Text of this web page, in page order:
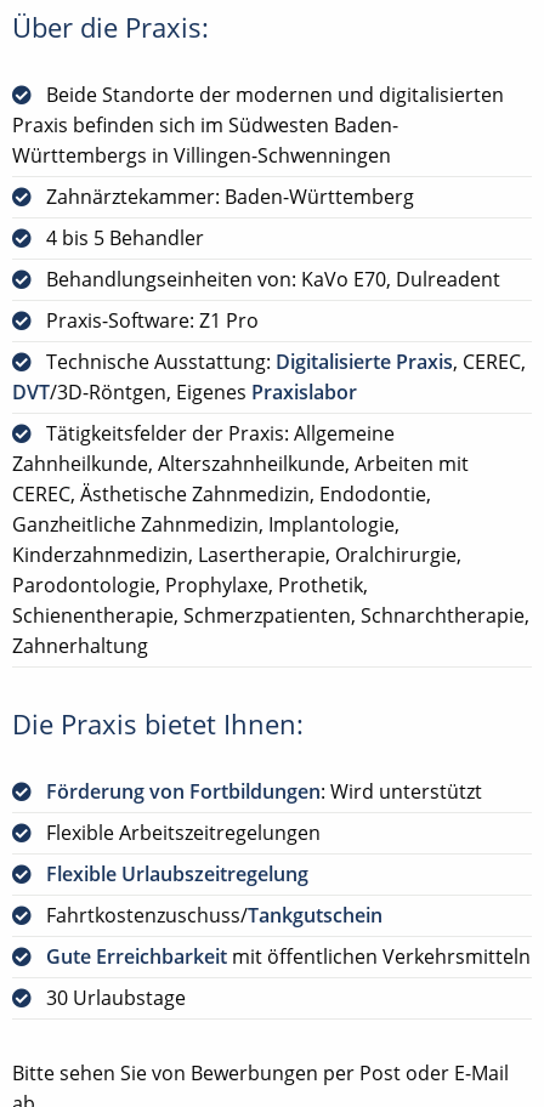
Über die Praxis:
Beide Standorte der modernen und digitalisierten
Praxis befinden sich im Südwesten Baden-
Württembergs in Villingen-Schwenningen
Zahnärztekammer: Baden-Württemberg
4 bis 5 Behandler
Behandlungseinheiten von: KaVo E70, Dulreadent
Praxis-Software: Z1 Pro
Technische Ausstattung: Digitalisierte Praxis, CEREC,
DVT/3D-Röntgen, Eigenes Praxislabor
Tätigkeitsfelder der Praxis: Allgemeine
Zahnheilkunde, Alterszahnheilkunde, Arbeiten mit
CEREC, Ästhetische Zahnmedizin, Endodontie,
Ganzheitliche Zahnmedizin, Implantologie,
Kinderzahnmedizin, Lasertherapie, Oralchirurgie,
Parodontologie, Prophylaxe, Prothetik,
Schienentherapie, Schmerzpatienten, Schnarchtherapie,
Zahnerhaltung
Die Praxis bietet Ihnen:
Förderung von Fortbildungen: Wird unterstützt
Flexible Arbeitszeitregelungen
Flexible Urlaubszeitregelung
Fahrtkostenzuschuss/Tankgutschein
Gute Erreichbarkeit mit öffentlichen Verkehrsmitteln
30 Urlaubstage
Bitte sehen Sie von Bewerbungen per Post oder E-Mail